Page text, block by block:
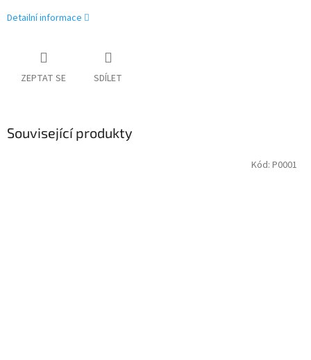
Detailní informace
ZEPTAT SE SDÍLET
Související produkty
Kód: P0001